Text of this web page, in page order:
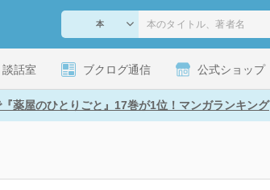
談話室 ブクログ通信 公式ショップ
薬屋のひとりごと』17巻が1位！マンガランキング